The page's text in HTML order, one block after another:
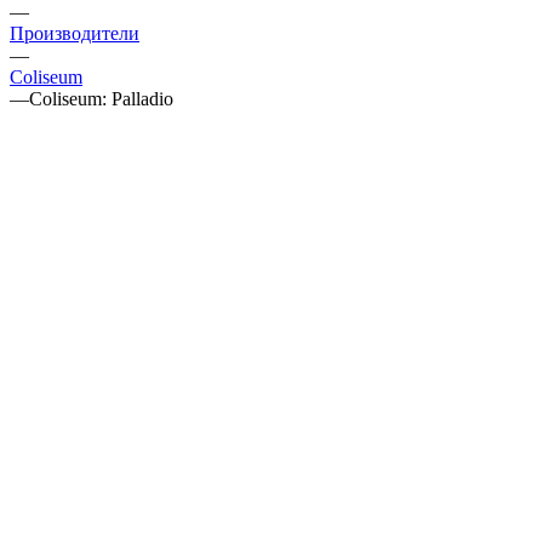
—
Производители
—
Coliseum
—Coliseum: Palladio